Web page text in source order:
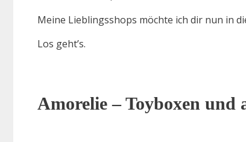
Meine Lieblingsshops möchte ich dir nun in
Los geht’s.
Amorelie – Toyboxen und